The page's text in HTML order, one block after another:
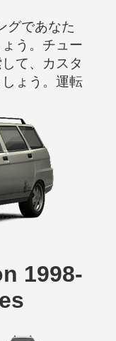
グであなた
う。チュー
て、カスタ
ょう。運転
1998-